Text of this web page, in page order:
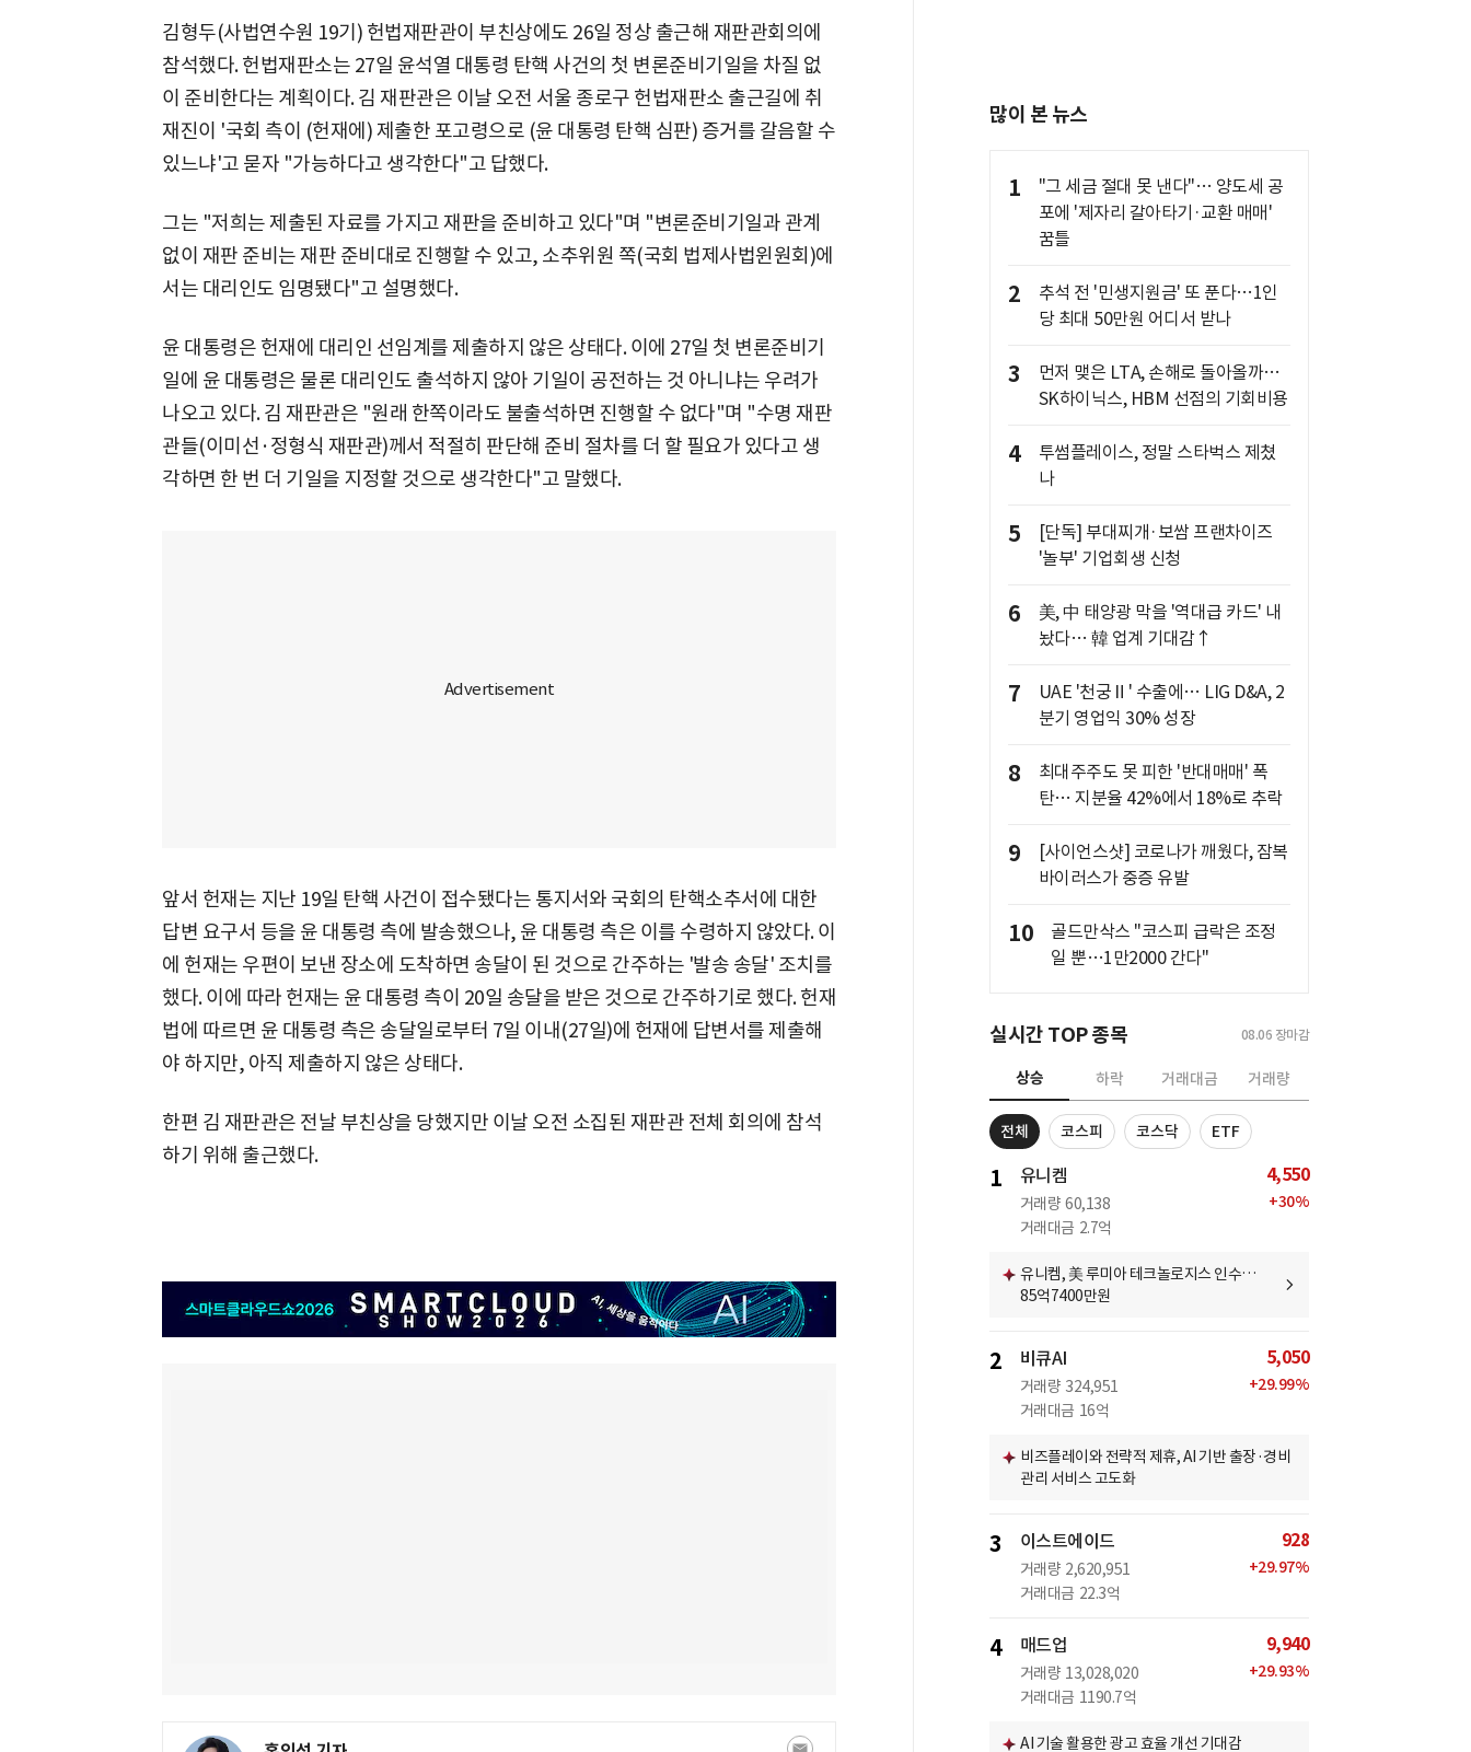
김형두(사법연수원 19기) 헌법재판관이 부친상에도 26일 정상 출근해 재판관회의에
참석했다. 헌법재판소는 27일 윤석열 대통령 탄핵 사건의 첫 변론준비기일을 차질 없
이 준비한다는 계획이다. 김 재판관은 이날 오전 서울 종로구 헌법재판소 출근길에 취
재진이 '국회 측이 (헌재에) 제출한 포고령으로 (윤 대통령 탄핵 심판) 증거를 갈음할 수
있느냐'고 묻자 "가능하다고 생각한다"고 답했다.
그는 "저희는 제출된 자료를 가지고 재판을 준비하고 있다"며 "변론준비기일과 관계
없이 재판 준비는 재판 준비대로 진행할 수 있고, 소추위원 쪽(국회 법제사법윈원회)에
서는 대리인도 임명됐다"고 설명했다.
윤 대통령은 헌재에 대리인 선임계를 제출하지 않은 상태다. 이에 27일 첫 변론준비기
일에 윤 대통령은 물론 대리인도 출석하지 않아 기일이 공전하는 것 아니냐는 우려가
나오고 있다. 김 재판관은 "원래 한쪽이라도 불출석하면 진행할 수 없다"며 "수명 재판
관들(이미선·정형식 재판관)께서 적절히 판단해 준비 절차를 더 할 필요가 있다고 생
각하면 한 번 더 기일을 지정할 것으로 생각한다"고 말했다.
앞서 헌재는 지난 19일 탄핵 사건이 접수됐다는 통지서와 국회의 탄핵소추서에 대한
답변 요구서 등을 윤 대통령 측에 발송했으나, 윤 대통령 측은 이를 수령하지 않았다. 이
에 헌재는 우편이 보낸 장소에 도착하면 송달이 된 것으로 간주하는 '발송 송달' 조치를
했다. 이에 따라 헌재는 윤 대통령 측이 20일 송달을 받은 것으로 간주하기로 했다. 헌재
법에 따르면 윤 대통령 측은 송달일로부터 7일 이내(27일)에 헌재에 답변서를 제출해
야 하지만, 아직 제출하지 않은 상태다.
한편 김 재판관은 전날 부친상을 당했지만 이날 오전 소집된 재판관 전체 회의에 참석
하기 위해 출근했다.
많이 본 뉴스
1
"그 세금 절대 못 낸다"… 양도세 공
포에 '제자리 갈아타기·교환 매매'
꿈틀
2
추석 전 '민생지원금' 또 푼다…1인
당 최대 50만원 어디서 받나
3
먼저 맺은 LTA, 손해로 돌아올까…
SK하이닉스, HBM 선점의 기회비용
4
투썸플레이스, 정말 스타벅스 제쳤
나
5
[단독] 부대찌개·보쌈 프랜차이즈
'놀부' 기업회생 신청
6
美, 中 태양광 막을 '역대급 카드' 내
놨다… 韓 업계 기대감↑
7
UAE '천궁Ⅱ' 수출에… LIG D&A, 2
분기 영업익 30% 성장
8
최대주주도 못 피한 '반대매매' 폭
탄… 지분율 42%에서 18%로 추락
9
[사이언스샷] 코로나가 깨웠다, 잠복
바이러스가 중증 유발
10
골드만삭스 "코스피 급락은 조정
일 뿐…1만2000 간다"
실시간 TOP 종목 08.06 장마감
상승 하락 거래대금 거래량
전체 코스피 코스닥 ETF
1 유니켐
거래량 60,138
거래대금 2.7억
4,550
+30%
유니켐, 美 루미아 테크놀로지스 인수…
85억7400만원
2 비큐AI
거래량 324,951
거래대금 16억
5,050
+29.99%
비즈플레이와 전략적 제휴, AI 기반 출장·경비
관리 서비스 고도화
3 이스트에이드
거래량 2,620,951
거래대금 22.3억
928
+29.97%
4 매드업
거래량 13,028,020
거래대금 1190.7억
9,940
+29.93%
AI 기술 활용한 광고 효율 개선 기대감